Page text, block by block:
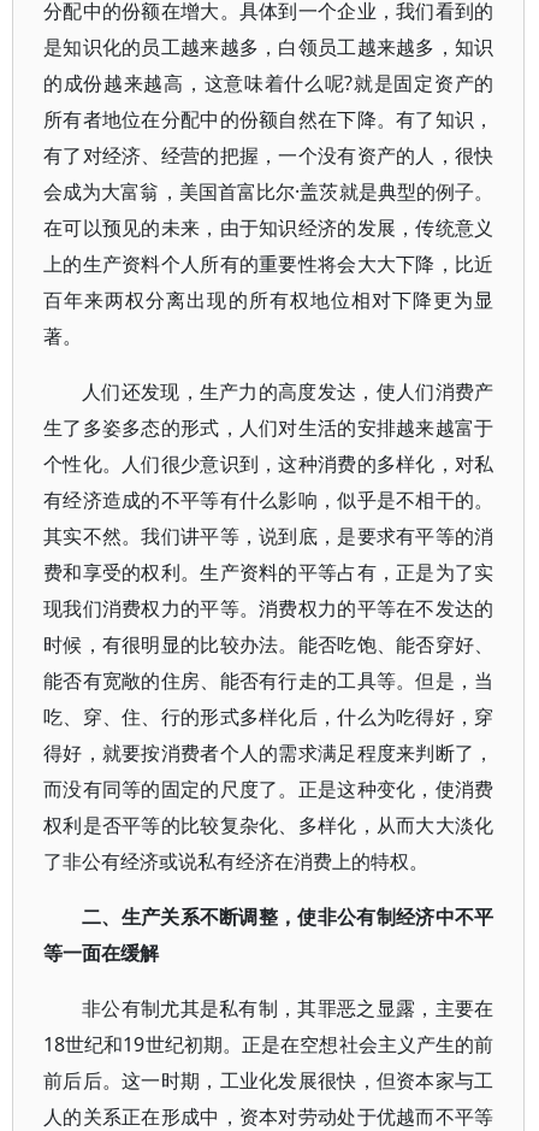
分配中的份额在增大。具体到一个企业，我们看到的
是知识化的员工越来越多，白领员工越来越多，知识
的成份越来越高，这意味着什么呢?就是固定资产的
所有者地位在分配中的份额自然在下降。有了知识，
有了对经济、经营的把握，一个没有资产的人，很快
会成为大富翁，美国首富比尔·盖茨就是典型的例子。
在可以预见的未来，由于知识经济的发展，传统意义
上的生产资料个人所有的重要性将会大大下降，比近
百年来两权分离出现的所有权地位相对下降更为显
著。
人们还发现，生产力的高度发达，使人们消费产
生了多姿多态的形式，人们对生活的安排越来越富于
个性化。人们很少意识到，这种消费的多样化，对私
有经济造成的不平等有什么影响，似乎是不相干的。
其实不然。我们讲平等，说到底，是要求有平等的消
费和享受的权利。生产资料的平等占有，正是为了实
现我们消费权力的平等。消费权力的平等在不发达的
时候，有很明显的比较办法。能否吃饱、能否穿好、
能否有宽敞的住房、能否有行走的工具等。但是，当
吃、穿、住、行的形式多样化后，什么为吃得好，穿
得好，就要按消费者个人的需求满足程度来判断了，
而没有同等的固定的尺度了。正是这种变化，使消费
权利是否平等的比较复杂化、多样化，从而大大淡化
了非公有经济或说私有经济在消费上的特权。
二、生产关系不断调整，使非公有制经济中不平
等一面在缓解
非公有制尤其是私有制，其罪恶之显露，主要在
18世纪和19世纪初期。正是在空想社会主义产生的前
前后后。这一时期，工业化发展很快，但资本家与工
人的关系正在形成中，资本对劳动处于优越而不平等